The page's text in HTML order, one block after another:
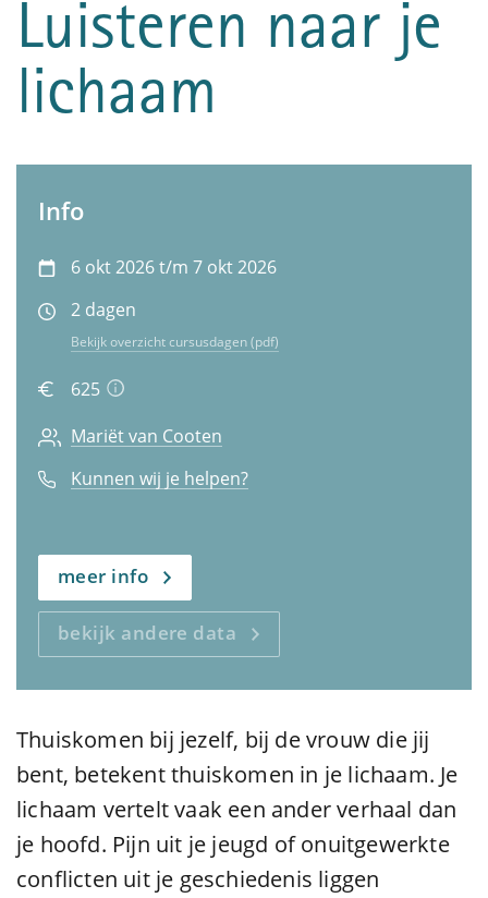
Luisteren naar je
lichaam
Info
6 okt 2026 t/m 7 okt 2026
2 dagen
Bekijk overzicht cursusdagen (pdf)
625
Mariët van Cooten
Kunnen wij je helpen?
meer info
bekijk andere data
Thuiskomen bij jezelf, bij de vrouw die jij
bent, betekent thuiskomen in je lichaam. Je
lichaam vertelt vaak een ander verhaal dan
je hoofd. Pijn uit je jeugd of onuitgewerkte
conflicten uit je geschiedenis liggen